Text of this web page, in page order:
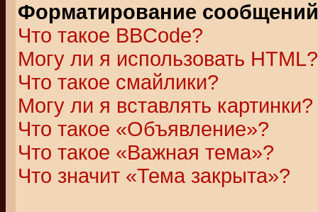
Форматирование
Что такое BBCode?
Могу ли я использовать HTML?
Что такое смайлики?
Могу ли я вставлять картинки?
Что такое «Объявление»?
Что такое «Важная тема»?
Что значит «Тема закрыта»?